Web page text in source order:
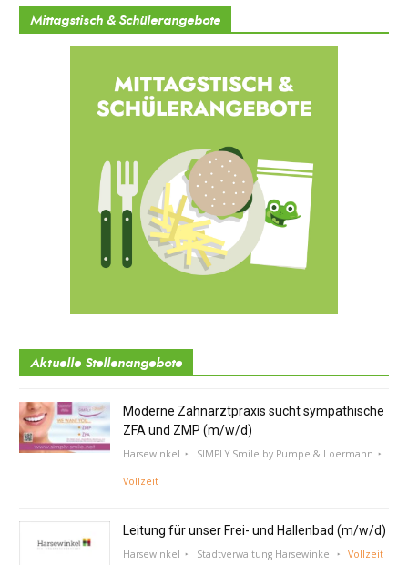
Mittagstisch & Schülerangebote
Aktuelle Stellenangebote
Moderne Zahnarztpraxis sucht sympathische
ZFA und ZMP (m/w/d)
Harsewinkel SIMPLY Smile by Pumpe & Loermann
Vollzeit
Leitung für unser Frei- und Hallenbad (m/w/d)
Harsewinkel Stadtverwaltung Harsewinkel Vollzeit